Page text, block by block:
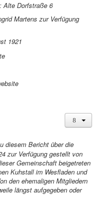
Alte Dorfstraße 6
Martens zur Verfügung
1921
diesem Bericht über die
zur Verfügung gestellt von
Gemeinschaft beigetreten
Kuhstall im Wesfladen und
den ehemaligen Mitgliedern
längst aufgegeben oder